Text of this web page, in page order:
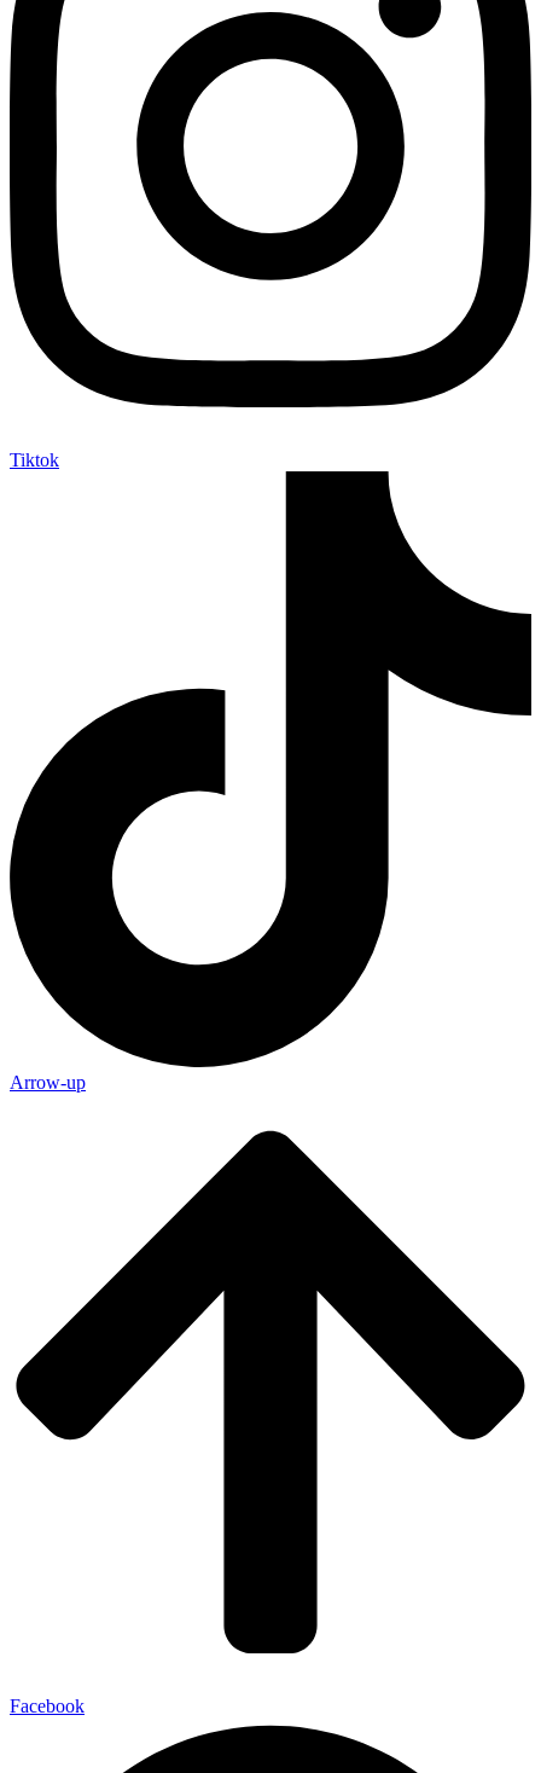
Tiktok
Arrow-up
Facebook